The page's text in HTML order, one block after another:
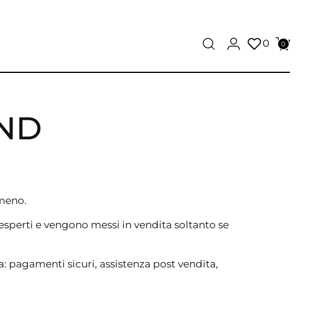
0 0
e vengono messi in vendita soltanto se
pagamenti sicuri, assistenza post vendita,